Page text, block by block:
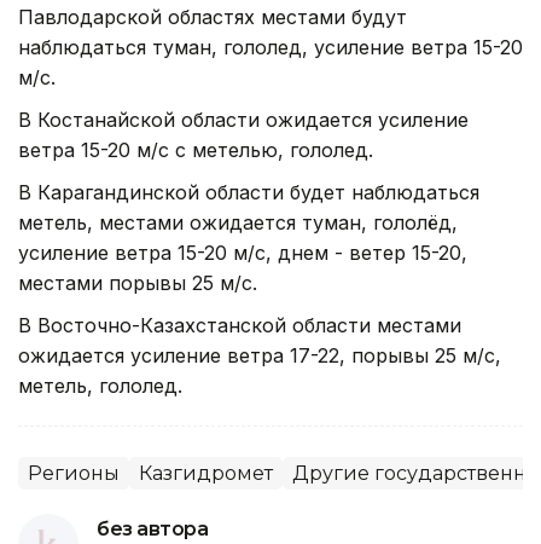
Павлодарской областях местами будут
наблюдаться туман, гололед, усиление ветра 15-20
м/с.
В Костанайской области ожидается усиление
ветра 15-20 м/с с метелью, гололед.
В Карагандинской области будет наблюдаться
метель, местами ожидается туман, гололёд,
усиление ветра 15-20 м/с, днем - ветер 15-20,
местами порывы 25 м/с.
В Восточно-Казахстанской области местами
ожидается усиление ветра 17-22, порывы 25 м/с,
метель, гололед.
Регионы Казгидромет Другие
без автора